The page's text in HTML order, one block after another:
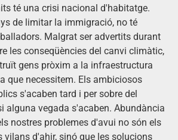
té una crisi nacional d'habitatge.
de limitar la immigració, no té
Malgrat ser advertits durant
les conseqüències del canvi climàtic,
gens pròxim a la infraestructura
que necessitem. Els ambiciosos
s'acaben tard i per sobre del
alguna vegada s'acaben. Abundància
nostres problemes d'avui no són els
vilans d'ahir, sinó que les solucions